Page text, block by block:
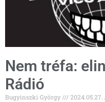
Nem tréfa:
Rádió
Bugyinszki György 2024.05.27.